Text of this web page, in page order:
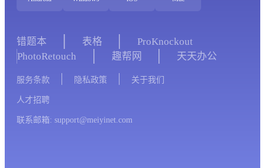
错题本 表格
ProKnockout
PhotoRetouch
趣帮网 天天办公
服务条款 隐私政策 关于我们
人才招聘
联系邮箱: support@meiyinet.com